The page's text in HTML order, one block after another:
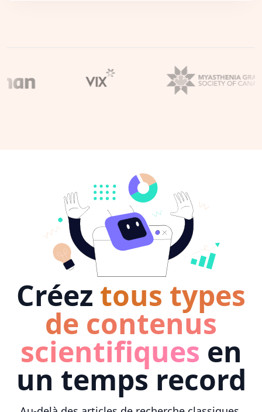
Créez tous types
de contenus
scientifiques en
un temps record